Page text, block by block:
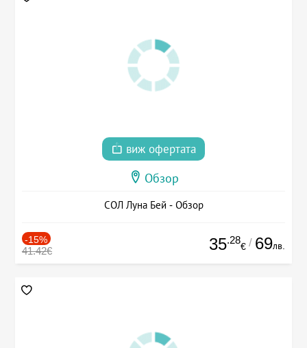
виж офертата
Обзор
СОЛ Луна Бей - Обзор
-15%
41.42€ 35.28
€ / 69лв.